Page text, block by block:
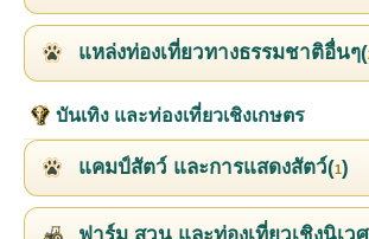
แหล่งท่องเที่ยวทางธรรมชาติอื่นๆ(
บันเทิง และท่องเที่ยวเชิงเกษตร
แคมป์สัตว์ และการแสดงสัตว์(1)